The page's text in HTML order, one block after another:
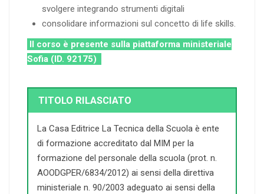
svolgere integrando strumenti digitali
consolidare informazioni sul concetto di life skills.
Il corso è presente sulla piattaforma ministeriale
Sofia (ID. 92175)
TITOLO RILASCIATO
La Casa Editrice La Tecnica della Scuola è ente
di formazione accreditato dal MIM per la
formazione del personale della scuola (prot. n.
AOODGPER/6834/2012) ai sensi della direttiva
ministeriale n. 90/2003 adeguato ai sensi della